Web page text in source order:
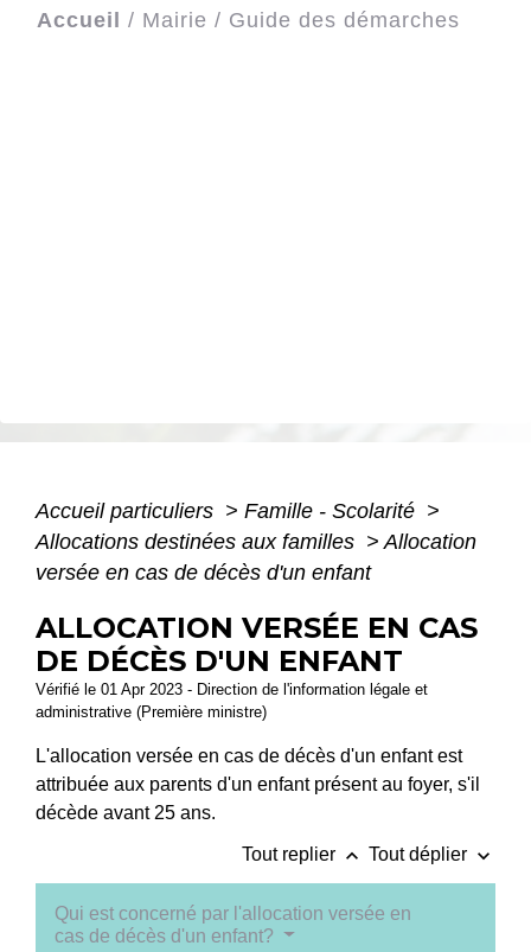
Accueil / Mairie / Guide des démarches
Accueil particuliers > Famille - Scolarité >
Allocations destinées aux familles > Allocation
versée en cas de décès d'un enfant
ALLOCATION VERSÉE EN CAS
DE DÉCÈS D'UN ENFANT
Vérifié le 01 Apr 2023 - Direction de l'information légale et
administrative (Première ministre)
L'allocation versée en cas de décès d'un enfant est
attribuée aux parents d'un enfant présent au foyer, s'il
décède avant 25 ans.
Tout replier keyboard_arrow_up Tout déplier keyboard_arrow_down
Qui est concerné par l'allocation versée en
cas de décès d'un enfant?